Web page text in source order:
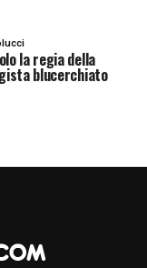
NEWS
la regia della
blucerchiato